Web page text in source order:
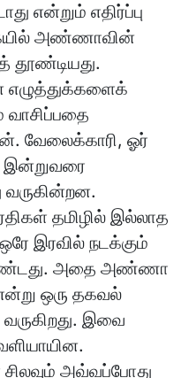
என்றும் எதிர்ப்பு
அண்ணாவின்
தூண்டியது.
வேலைக்காரி, ஓர்
இன்றுவரை
வருகின்றன.
தமிழில் இல்லாத
இரவில் நடக்கும்
அதை அண்ணா
ஒரு தகவல்
வருகிறது. இவை
அவ்வப்போது